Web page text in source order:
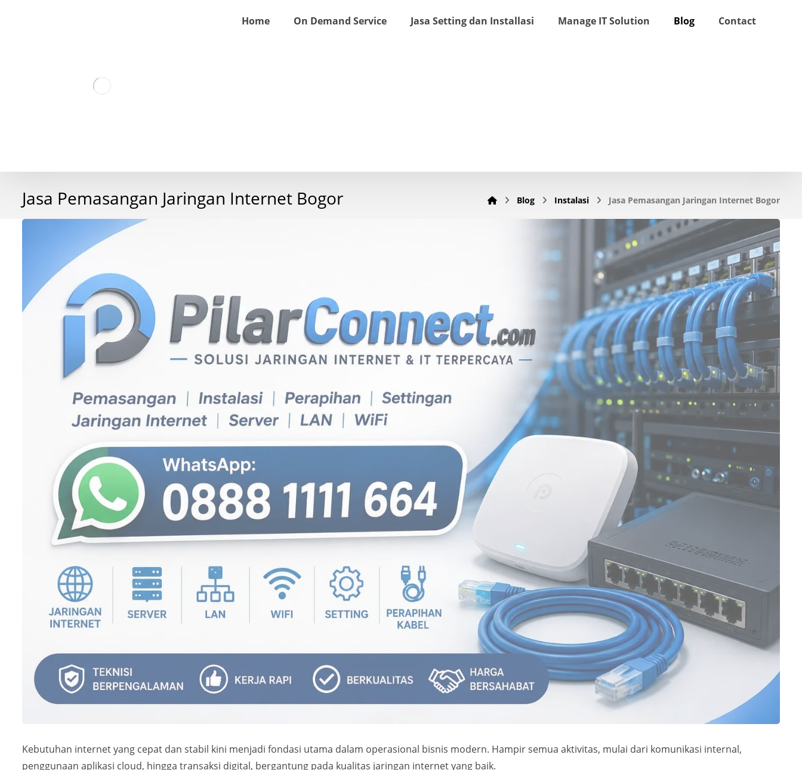
Home On Demand Service Jasa Setting dan Installasi Manage IT Solution Blog Contact
Jasa Pemasangan Jaringan Internet Bogor Blog Instalasi Jasa Pemasangan Jaringan Internet Bogor
Kebutuhan internet yang cepat dan stabil kini menjadi fondasi utama dalam operasional bisnis modern. Hampir semua aktivitas, mulai dari komunikasi internal,
penggunaan aplikasi cloud, hingga transaksi digital, bergantung pada kualitas jaringan internet yang baik.